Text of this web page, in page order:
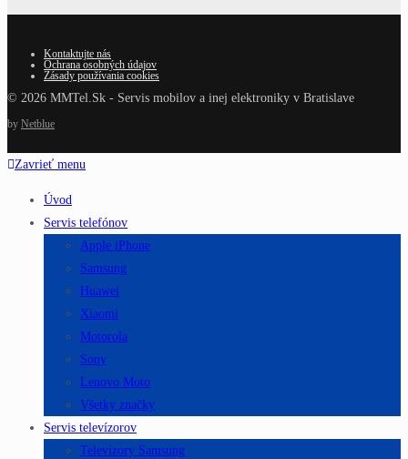
Kontaktujte nás
Ochrana osobných údajov
Zásady používania cookies
© 2026 MMTel.Sk - Servis mobilov a inej elektroniky v Bratislave
by Netblue
Zavrieť menu
Úvod
Servis telefónov
Apple iPhone
Samsung
Huawei
Xiaomi
Motorola
Sony
Lenovo Moto
Všetky značky
Servis televízorov
Televízory Samsung